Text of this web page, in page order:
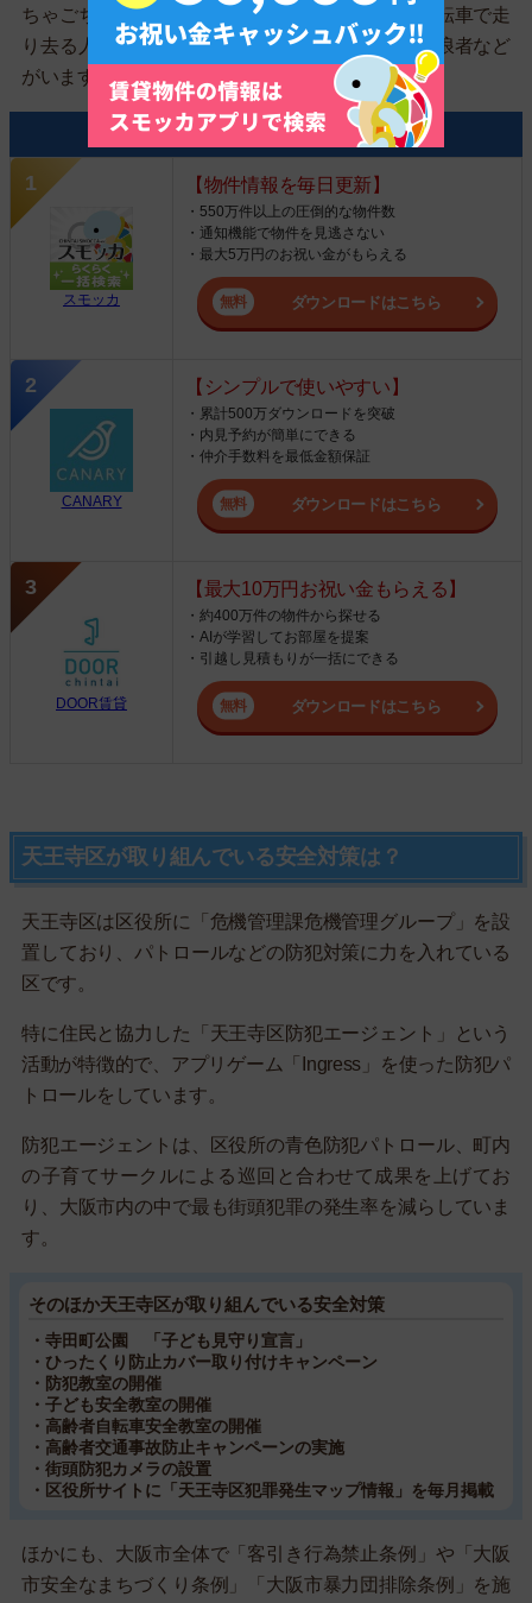
ちゃごちゃとした地域です。大きな声を出して自転車で走
り去る人、歩きながら独り言を繰り返している浮浪者など
がいます。
お部屋探しにおすすめのアプリ3選
スモッカ
【物件情報を毎日更新】
・550万件以上の圧倒的な物件数
・通知機能で物件を見逃さない
・最大5万円のお祝い金がもらえる
ダウンロードはこちら
CANARY
【シンプルで使いやすい】
・累計500万ダウンロードを突破
・内見予約が簡単にできる
・仲介手数料を最低金額保証
ダウンロードはこちら
DOOR賃貸
【最大10万円お祝い金もらえる】
・約400万件の物件から探せる
・AIが学習してお部屋を提案
・引越し見積もりが一括にできる
ダウンロードはこちら
天王寺区が取り組んでいる安全対策は？
天王寺区は区役所に「危機管理課危機管理グループ」を設
置しており、パトロールなどの防犯対策に力を入れている
区です。
特に住民と協力した「天王寺区防犯エージェント」という
活動が特徴的で、アプリゲーム「Ingress」を使った防犯パ
トロールをしています。
防犯エージェントは、区役所の青色防犯パトロール、町内
の子育てサークルによる巡回と合わせて成果を上げてお
り、大阪市内の中で最も街頭犯罪の発生率を減らしていま
す。
そのほか天王寺区が取り組んでいる安全対策
・寺田町公園 「子ども見守り宣言」
・ひったくり防止カバー取り付けキャンペーン
・防犯教室の開催
・子ども安全教室の開催
・高齢者自転車安全教室の開催
・高齢者交通事故防止キャンペーンの実施
・街頭防犯カメラの設置
・区役所サイトに「天王寺区犯罪発生マップ情報」を毎月掲載
ほかにも、大阪市全体で「客引き行為禁止条例」や「大阪
市安全なまちづくり条例」「大阪市暴力団排除条例」を施